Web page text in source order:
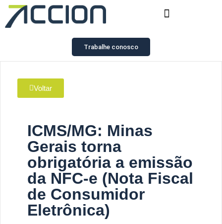
Trabalhe conosco
Voltar
ICMS/MG: Minas
Gerais torna
obrigatória a emissão
da NFC-e (Nota Fiscal
de Consumidor
Eletrônica)